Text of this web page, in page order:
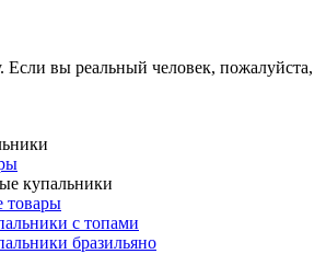
вы реальный человек, пожалуйста,
купальники
товары
с топами
бразильяно